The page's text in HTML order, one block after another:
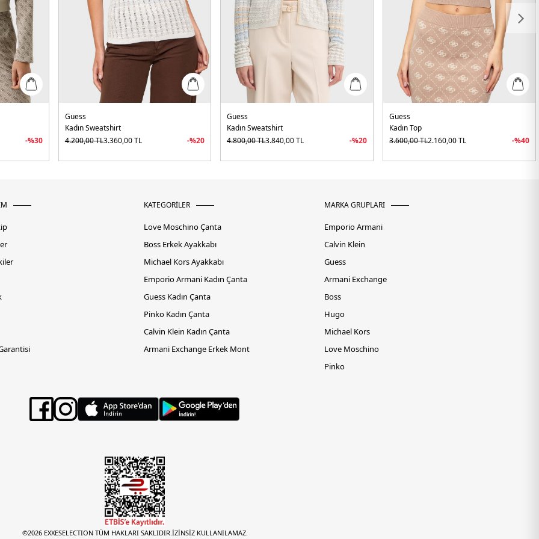
-%30
Guess
Kadın Sweatshirt
4.200,00TL3.360,00TL -%20
Guess
Kadın Sweatshirt
4.800,00TL3.840,00TL -%20
Guess
Kadın Top
3.600,00TL2.160,00TL -%40
KATEGORİLER
Love Moschino Çanta
Boss Erkek Ayakkabı
Michael Kors Ayakkabı
Emporio Armani Kadın Çanta
Guess Kadın Çanta
Pinko Kadın Çanta
Calvin Klein Kadın Çanta
Armani Exchange Erkek Mont
MARKA GRUPLARI
Emporio Armani
Calvin Klein
Guess
Armani Exchange
Boss
Hugo
Michael Kors
Love Moschino
Pinko
©2026 EXXESELECTION TÜM HAKLARI SAKLIDIR.İZİNSİZ KULLANILAMAZ.